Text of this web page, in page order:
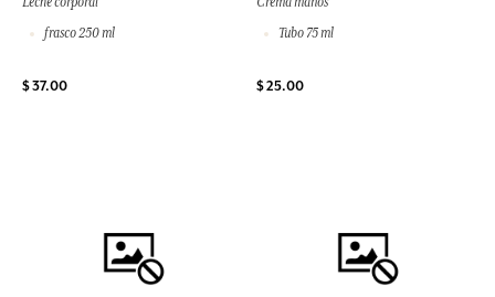
frasco 250 ml
$ 37.00
Tubo 75 ml
$ 25.00